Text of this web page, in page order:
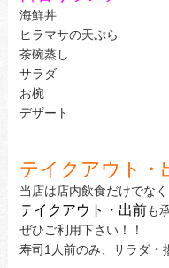
海鮮丼
ヒラマサの天ぷら
茶碗蒸し
サラダ
お椀
デザート
テイクアウト・
当店は店内飲食だけでなく
テイクアウト・出前も
ぜひご利用下さい！！
寿司1人前のみ、サラダ・